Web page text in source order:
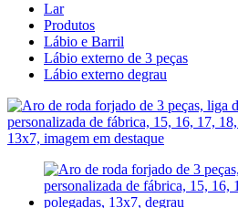
Lar
Produtos
Lábio e Barril
Lábio externo de 3 peças
Lábio externo degrau